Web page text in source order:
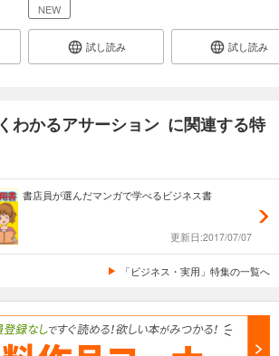
NEW
試し読み 試し読み
わかるアサーション に関連する特
書店員が選んだマンガで学べるビジネス書
更新日:2017/07/07
「ビジネス・実用」特集の一覧へ